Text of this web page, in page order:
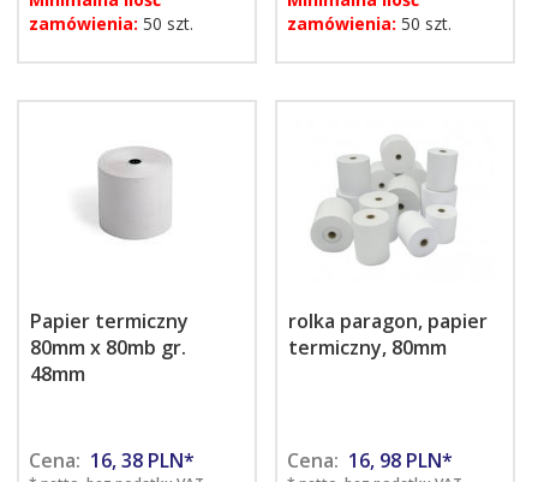
zamówienia: 50 szt.
zamówienia: 50 szt.
Papier termiczny
80mm x 80mb gr.
48mm
Cena: 16,38 PLN*
rolka paragon, papier
termiczny, 80mm
Cena: 16, 98 PLN*